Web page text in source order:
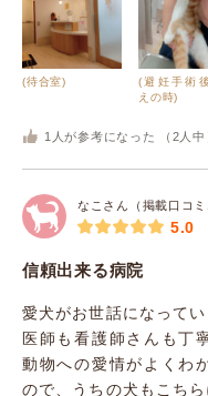
(待合室)
(避妊手術
えの時)
1 人が参考になった （ 2 人中
なこさん（掲載口コミ
5.0
信頼出来る病院
愛犬がお世話になってい
医師も看護師さんも丁
動物への愛情がよくわ
ので、うちの犬もこち